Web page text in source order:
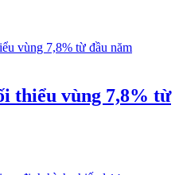
thiểu vùng 7,8% từ